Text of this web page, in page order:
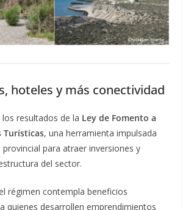
hoteles y más conectividad
resultados de la Ley de Fomento a
Turísticas, una herramienta impulsada
para atraer inversiones y
del sector.
régimen contempla beneficios
quienes desarrollen emprendimientos